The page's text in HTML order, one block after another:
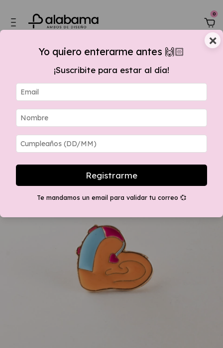
0
de $60.000,00, 15 % OFF por transferencia + envios GRATIS apartir
×
Yo quiero enterarme antes 🙌🏻
¡Suscribite para estar al día!
Registrarme
Te mandamos un email para validar tu correo 💞